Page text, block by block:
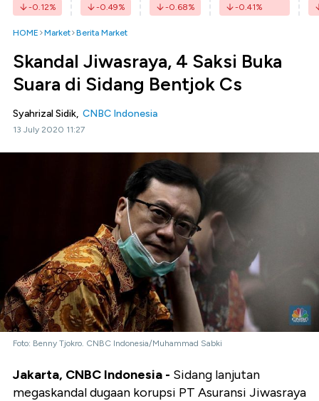
-0.12% -0.49% -0.68% -0.41%
HOME Market Berita Market
Skandal Jiwasraya, 4 Saksi Buka
Suara di Sidang Bentjok Cs
Syahrizal Sidik, CNBC Indonesia
13 July 2020 11:27
Foto: Benny Tjokro. CNBC Indonesia/Muhammad Sabki
Jakarta, CNBC Indonesia - Sidang lanjutan
megaskandal dugaan korupsi PT Asuransi Jiwasraya